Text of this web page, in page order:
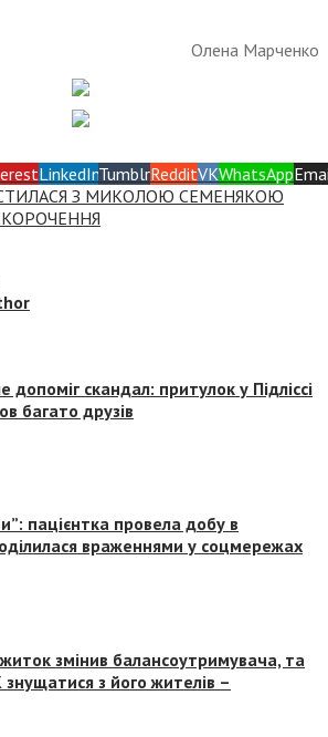
Олена Марченко
LinkedInTumblrRedditVKWhatsApp
З МИКОЛОЮ СЕМЕНЯКОЮ
скандал: притулок у Підліссі
багато друзів
пацієнтка провела добу в
враженнями у соцмережах
змінив балансоутримувача, та
з його жителів –